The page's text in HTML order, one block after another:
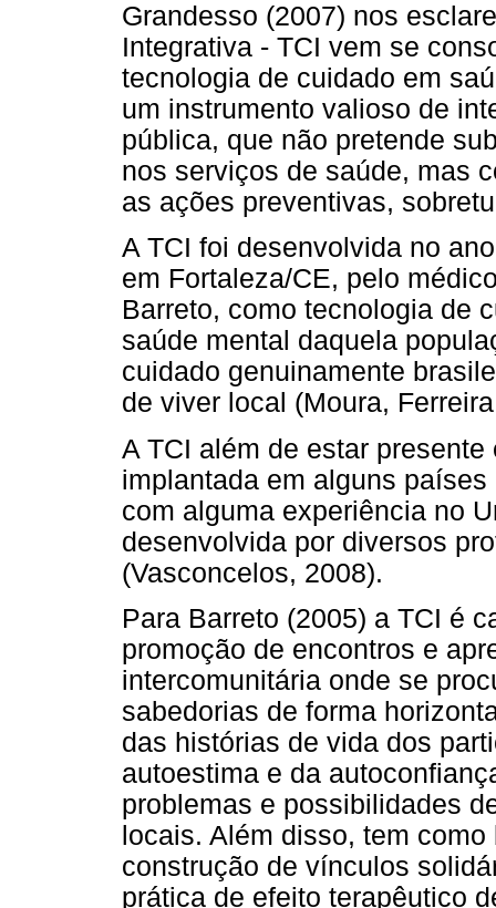
Grandesso (2007) nos
Integrativa - TCI vem se
tecnologia de cuidado em
um instrumento valioso de
pública, que não pretende
nos serviços de saúde, mas
as ações preventivas,
A TCI foi desenvolvida no
em Fortaleza/CE, pelo
Barreto, como tecnologia de
saúde mental daquela
cuidado genuinamente
de viver local (Moura,
A TCI além de estar
implantada em alguns
com alguma experiência no
desenvolvida por diversos
(Vasconcelos, 2008).
Para Barreto (2005) a TCI é
promoção de encontros e
intercomunitária onde se
sabedorias de forma
das histórias de vida dos
autoestima e da
problemas e possibilidades
locais. Além disso, tem
construção de vínculos
prática de efeito terapêutico